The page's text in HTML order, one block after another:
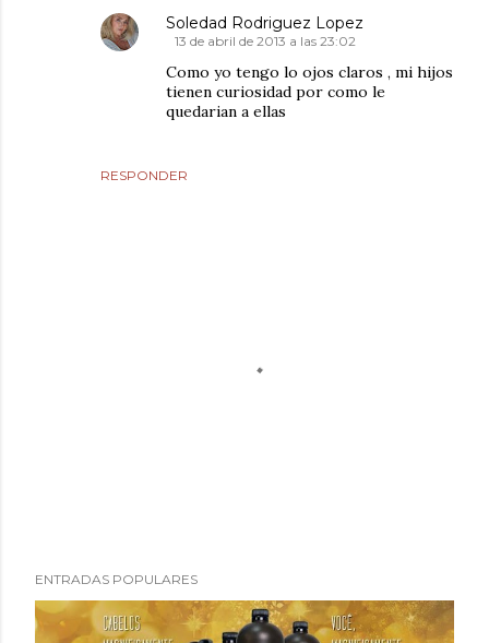
RESPONDER
Soledad Rodriguez Lopez
13 de abril de 2013 a las 23:02
Como yo tengo lo ojos claros , mi hijos
tienen curiosidad por como le
quedarian a ellas
u
b
ENTRADAS POPULARES